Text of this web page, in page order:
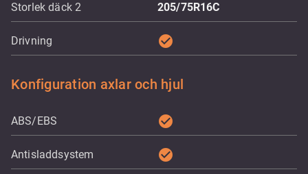
Storlek däck 2 205/75R16C
Drivning check_circle
Konfiguration axlar och hjul
ABS/EBS check_circle
Antisladdsystem check_circle